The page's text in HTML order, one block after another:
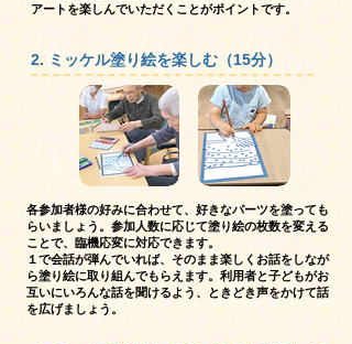
アートを楽しんでいただくことがポイントです。
2. ミッケル塗り絵を楽しむ（15分）
各参加者様の好みに合わせて、好きなパーツを塗っても
らいましょう。参加人数に応じて塗り絵の枚数を変える
ことで、臨機応変に対応できます。
１で会話が弾んでいれば、そのまま楽しくお話をしなが
ら塗り絵に取り組んでもらえます。利用者と子どもがお
互いにいろんな話を聞けるよう、ときどき声をかけて話
を広げましょう。